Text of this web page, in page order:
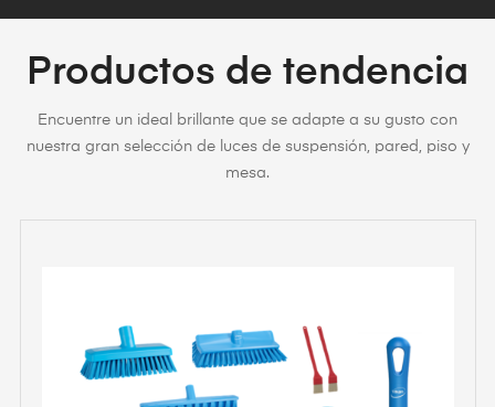
Productos de tendencia
Encuentre un ideal brillante que se adapte a su gusto con
nuestra gran selección de luces de suspensión, pared, piso y
mesa.